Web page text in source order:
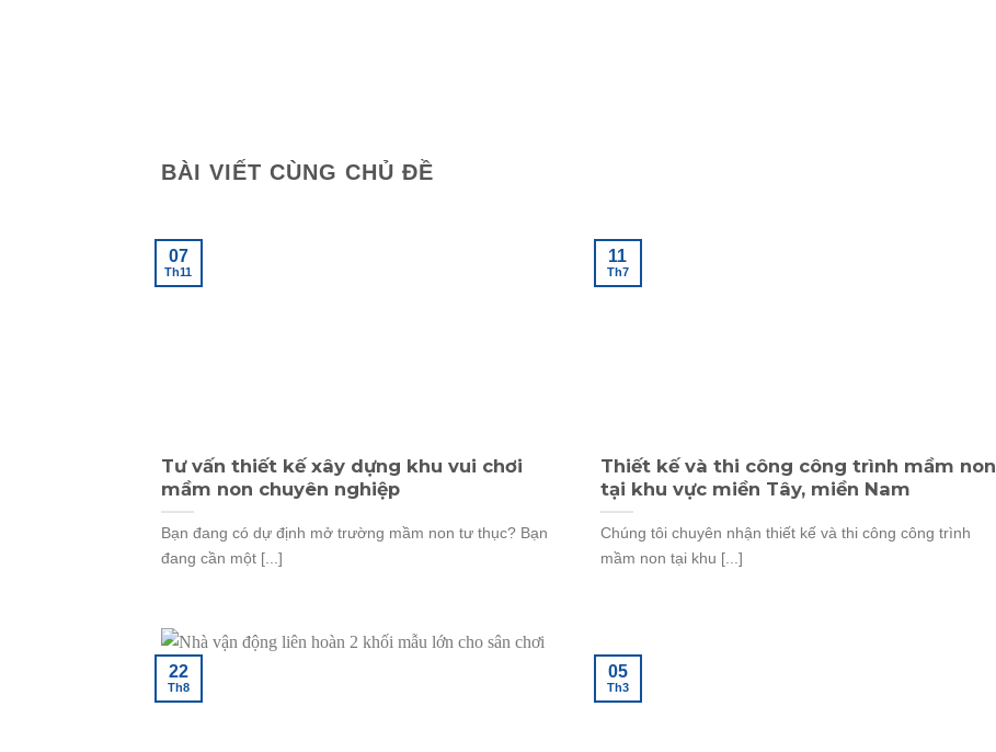
BÀI VIẾT CÙNG CHỦ ĐỀ
Tư vấn thiết kế xây dựng khu vui chơi
mầm non chuyên nghiệp
Bạn đang có dự định mở trường mầm non tư thục? Bạn
đang cần một [...]
07
Th11
Thiết kế và thi công công trình mầm non
tại khu vực miền Tây, miền Nam
Chúng tôi chuyên nhận thiết kế và thi công công trình
mầm non tại khu [...]
11
Th7
22
Th8
05
Th3